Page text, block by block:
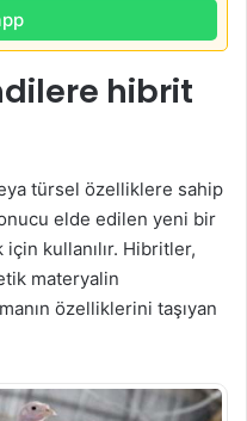
hibrit
türsel özelliklere sahip
elde edilen yeni bir
kullanılır. Hibritler,
materyalin
özelliklerini taşıyan